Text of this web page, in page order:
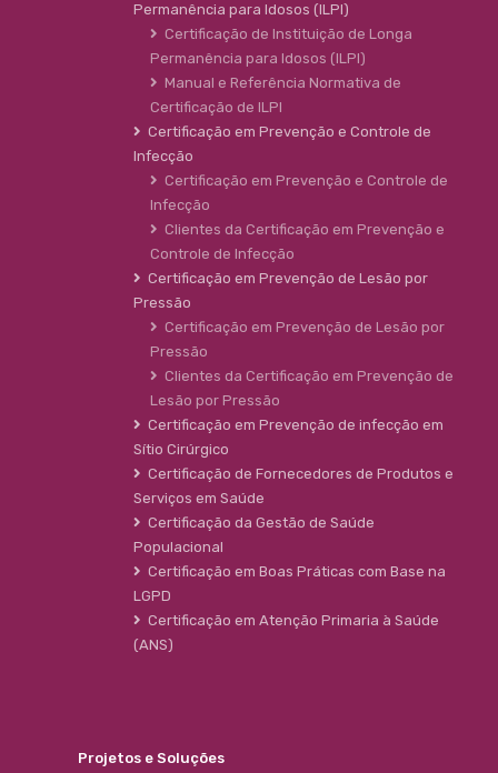
Permanência para Idosos (ILPI)
Certificação de Instituição de Longa
Permanência para Idosos (ILPI)
Manual e Referência Normativa de
Certificação de ILPI
Certificação em Prevenção e Controle de
Infecção
Certificação em Prevenção e Controle de
Infecção
Clientes da Certificação em Prevenção e
Controle de Infecção
Certificação em Prevenção de Lesão por
Pressão
Certificação em Prevenção de Lesão por
Pressão
Clientes da Certificação em Prevenção de
Lesão por Pressão
Certificação em Prevenção de infecção em
Sítio Cirúrgico
Certificação de Fornecedores de Produtos e
Serviços em Saúde
Certificação da Gestão de Saúde
Populacional
Certificação em Boas Práticas com Base na
LGPD
Certificação em Atenção Primaria à Saúde
(ANS)
Projetos e Soluções